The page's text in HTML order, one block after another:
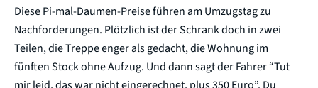
Diese Pi-mal-Daumen-Preise führen am Umzugstag zu
Nachforderungen. Plötzlich ist der Schrank doch in zwei
Teilen, die Treppe enger als gedacht, die Wohnung im
fünften Stock ohne Aufzug. Und dann sagt der Fahrer “Tut